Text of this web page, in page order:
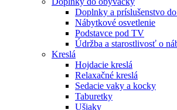
Doplnky a príslušenstvo
Nábytkové osvetlenie
Podstavce pod TV
Údržba a starostlivosť o
Kreslá
Hojdacie kreslá
Relaxačné kreslá
Sedacie vaky a kocky
Taburetky
Ušiaky